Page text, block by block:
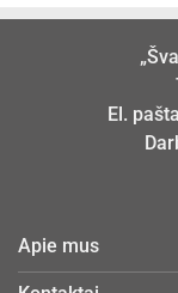
El.
Apie mus